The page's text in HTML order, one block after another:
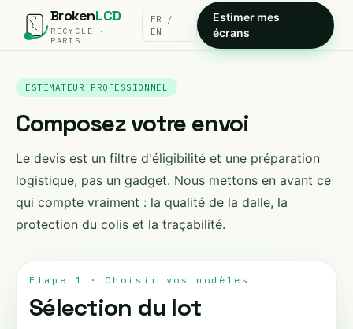
BrokenLCD
RECYCLE ·
PARIS
FR /
EN
Estimer mes
écrans
ESTIMATEUR PROFESSIONNEL
Composez votre envoi
Le devis est un filtre d'éligibilité et une préparation
logistique, pas un gadget. Nous mettons en avant ce
qui compte vraiment : la qualité de la dalle, la
protection du colis et la traçabilité.
Étape 1 · Choisir vos modèles
Sélection du lot